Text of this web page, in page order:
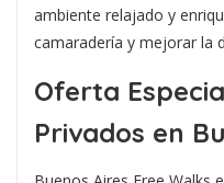
ambiente relajado y
camaradería y mejorar la
Oferta
Privados en